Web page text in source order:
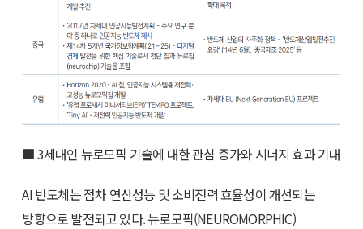
■ 3세대인 뉴로모픽 기술에 대한 관심 증가와 시너지 효과 기대
AI 반도체는 점차 연산성능 및 소비전력 효율성이 개선되는
방향으로 발전되고 있다. 뉴로모픽(NEUROMORPHIC)